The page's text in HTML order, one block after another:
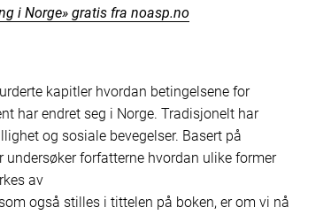
i Norge»gratis fra noasp.no
kapitler hvordan betingelsene for
har endret seg i Norge. Tradisjonelt har
og sosiale bevegelser. Basert på
forfatterne hvordan ulike former
av
også stilles i tittelen på boken, er om vi nå